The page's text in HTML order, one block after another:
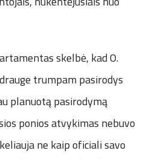
skelbė, kad O.
trumpam pasirodys
planuotą pasirodymą
ponios atvykimas nebuvo
ne kaip oficiali savo